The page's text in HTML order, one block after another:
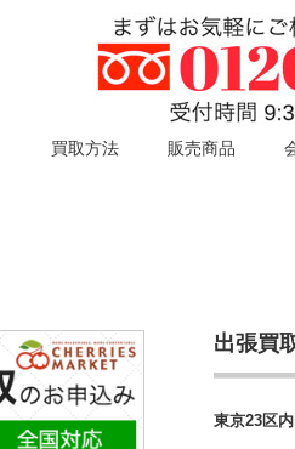
買取方法 販売商品
出張買
東京23区内